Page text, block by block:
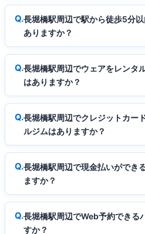
長堀橋駅周辺で駅から徒歩5分
ありますか？
長堀橋駅周辺でウェアをレンタ
はありますか？
長堀橋駅周辺でクレジットカー
ルジムはありますか？
長堀橋駅周辺で現金払いができ
ますか？
長堀橋駅周辺でWeb予約できる
すか？